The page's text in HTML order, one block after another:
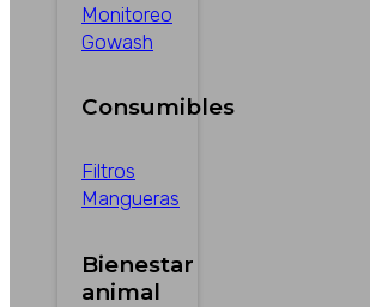
Monitoreo
Gowash
Consumibles
Filtros
Mangueras
Bienestar
animal